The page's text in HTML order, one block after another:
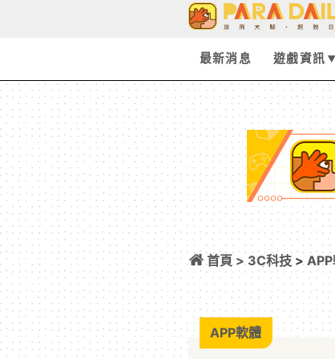
最新消息 遊戲資訊
首頁 >3C科技 >
不擇手段
APP軟體